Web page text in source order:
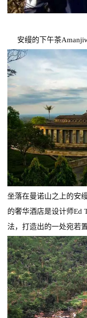
安缦的下午茶
坐落在曼诺山之上的安
的奢华酒店是设计师Ed
法，打造出的一处宛若